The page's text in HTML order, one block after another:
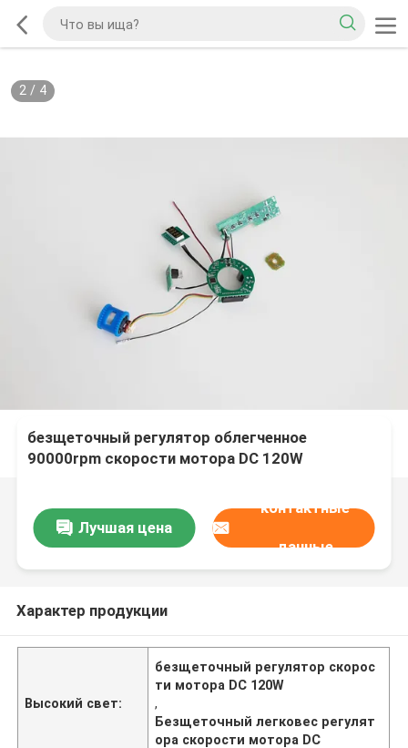
2/ 4
безщеточный регулятор облегченное
90000rpm скорости мотора DC 120W
Лучшая цена
контактные
данные
Характер продукции
Высокий свет:
безщеточный регулятор скорос
ти мотора DC 120W
,
Безщеточный легковес регулят
ора скорости мотора DC